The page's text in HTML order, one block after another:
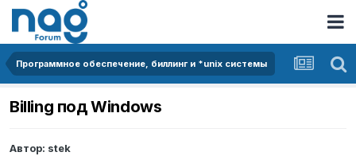
Программное обеспечение, биллинг и *unix системы
Billing под Windows
Автор: stek